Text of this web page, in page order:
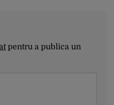
pentru a publica un